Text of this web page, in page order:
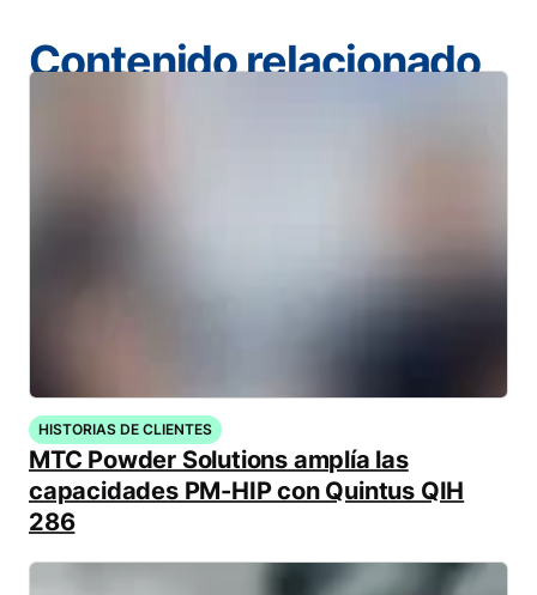
Contenido relacionado
HISTORIAS DE CLIENTES
MTC Powder Solutions amplía las
capacidades PM-HIP con Quintus QIH
286